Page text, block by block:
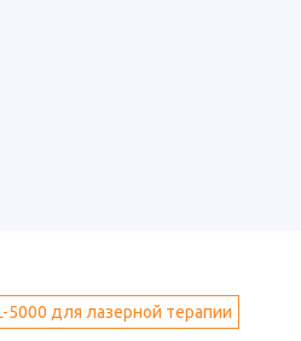
5000 для лазерной терапии